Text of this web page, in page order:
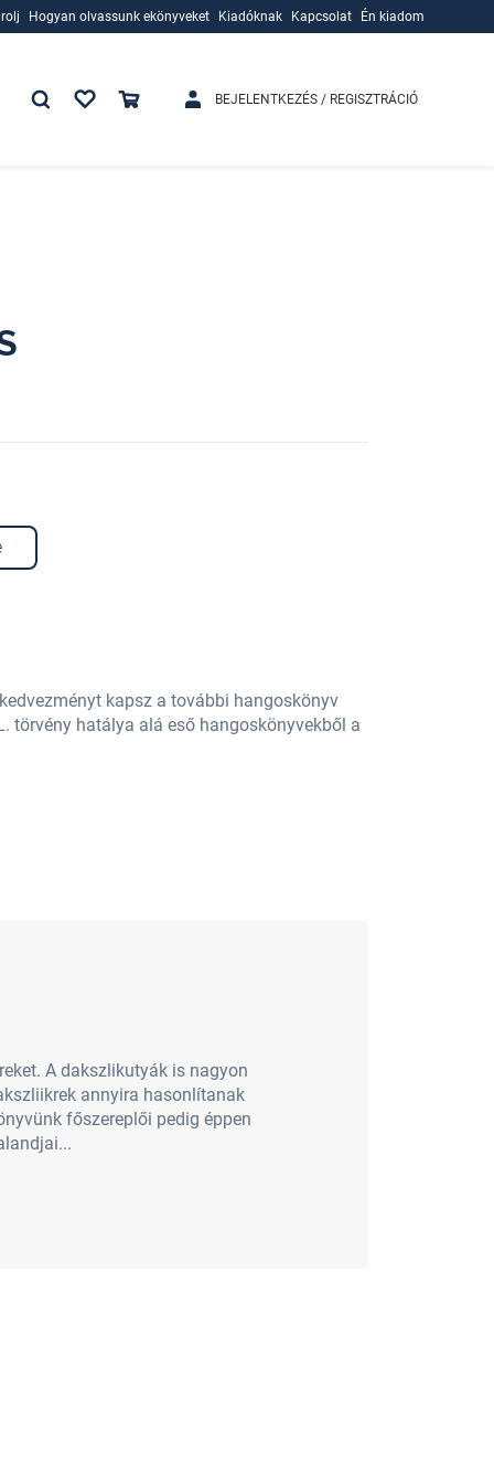
Hogyan olvassunk ekönyveket
Kiadóknak
Kapcsolat Én kiadom
BEJELENTKEZÉS / REGISZTRÁCIÓ
kapsz a további hangoskönyv
törvény hatálya alá eső hangoskönyvekből a
A dakszlikutyák is nagyon
annyira hasonlítanak
főszereplői pedig éppen